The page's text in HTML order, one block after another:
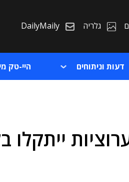
גלריה DailyMaily
דעות וניתוחים היי-טק
ייתקלו